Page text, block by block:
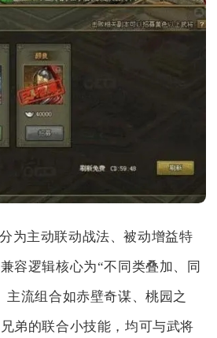
为主动联动战法、被动增益特
容逻辑核心为“不同类叠加、同
主流组合如赤壁奇谋、桃园之
弟的联合小技能，均可与武将